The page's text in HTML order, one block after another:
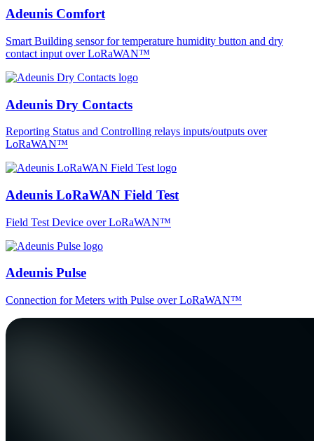
Adeunis Comfort
Smart Building sensor for temperature humidity button and dry
contact input over LoRaWAN™
Adeunis Dry Contacts
Reporting Status and Controlling relays inputs/outputs over
LoRaWAN™
Adeunis LoRaWAN Field Test
Field Test Device over LoRaWAN™
Adeunis Pulse
Connection for Meters with Pulse over LoRaWAN™